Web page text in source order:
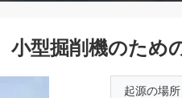
小型掘削機のため
起源の場所